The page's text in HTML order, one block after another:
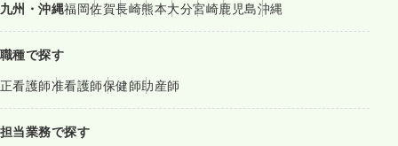
九州・沖縄福岡佐賀長崎熊本大分宮崎鹿児島沖縄
職種で探す
正看護師准看護師保健師助産師
担当業務で探す